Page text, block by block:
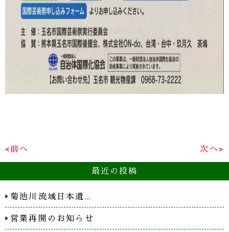
<前へ 次へ>
最近の投稿
菊池川流域日本遺…
営業再開のお知らせ